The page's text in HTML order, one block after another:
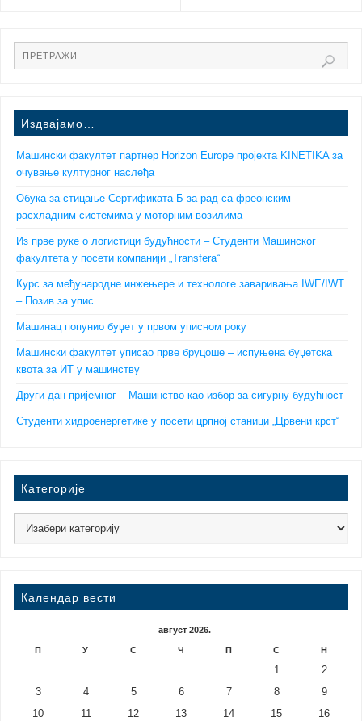
Издвајамо…
Машински факултет партнер Horizon Europe пројекта KINETIKA за
очување културног наслеђа
Обука за стицање Сертификата Б за рад са фреонским
расхладним системима у моторним возилима
Из прве руке о логистици будућности – Студенти Машинског
факултета у посети компанији „Transfera“
Курс за међународне инжењере и технологе заваривања IWE/IWT
– Позив за упис
Машинац попунио буџет у првом уписном року
Машински факултет уписао прве бруцоше – испуњена буџетска
квота за ИТ у машинству
Други дан пријемног – Машинство као избор за сигурну будућност
Студенти хидроенергетике у посети црпној станици „Црвени крст“
Категорије
Календар вести
август 2026.
П У С Ч П С Н
1
2
3
4 5 6 7 8
9
10
11 12 13 14 15
16